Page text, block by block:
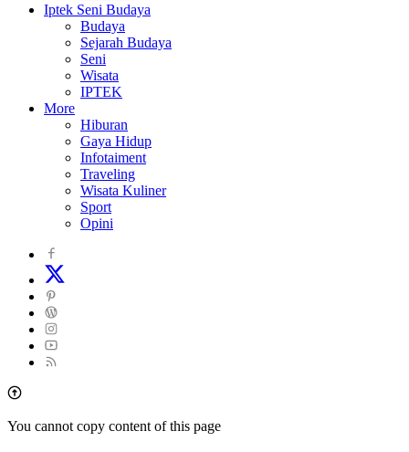
Iptek Seni Budaya
Budaya
Sejarah Budaya
Seni
Wisata
IPTEK
More
Hiburan
Gaya Hidup
Infotaiment
Traveling
Wisata Kuliner
Sport
Opini
You cannot copy content of this page